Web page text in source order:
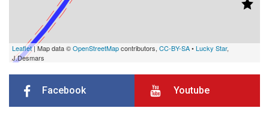
Leaflet| Map data ©OpenStreetMapcontributors, CC-BY-SA•Lucky Star,
J.Desmars
Facebook Youtube